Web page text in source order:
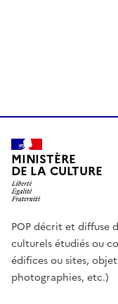
MINISTÈRE
DE LA CULTURE
POP décrit et diffuse
culturels étudiés ou
édifices ou sites,
photographies, etc.)